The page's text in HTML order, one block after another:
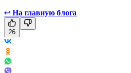
↩ На главную блога
26